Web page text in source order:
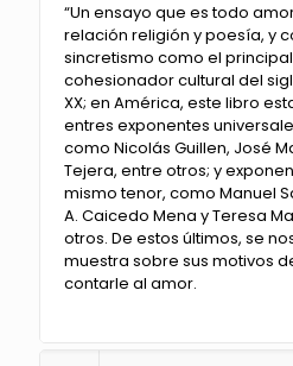
“Un ensayo que es todo
relación religión y poesía, y
sincretismo como el
cohesionador cultural del
XX; en América, este libro
entres exponentes
como Nicolás Guillen, José
Tejera, entre otros; y
mismo tenor, como Manuel
A. Caicedo Mena y Teresa
otros. De estos últimos, se
muestra sobre sus motivos
contarle al amor.